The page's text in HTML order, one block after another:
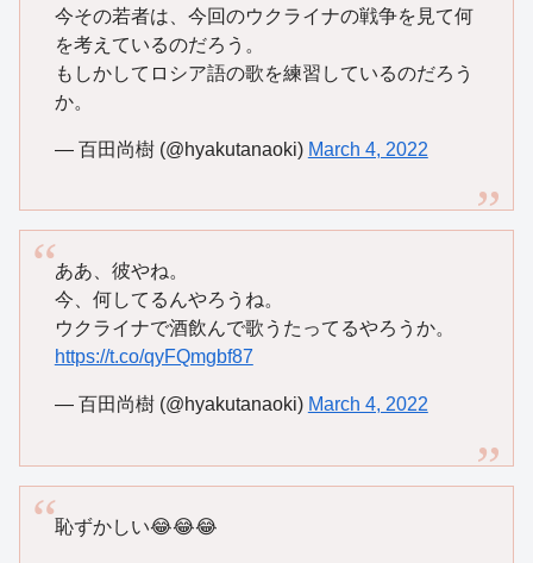
今その若者は、今回のウクライナの戦争を見て何
を考えているのだろう。
もしかしてロシア語の歌を練習しているのだろう
か。
— 百田尚樹 (@hyakutanaoki) March 4, 2022
ああ、彼やね。
今、何してるんやろうね。
ウクライナで酒飲んで歌うたってるやろうか。
https://t.co/qyFQmgbf87
— 百田尚樹 (@hyakutanaoki) March 4, 2022
恥ずかしい😂😂😂